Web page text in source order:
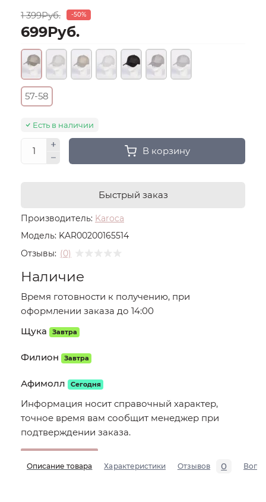
Производитель: Karoca
Модель: KAR00200165514
Отзывы: (0)
1 399Руб. -50%
699Руб.
57-58
Есть в наличии
В корзину
Быстрый заказ
Наличие
Время готовности к получению, при
оформлении заказа до 14:00
Щука
Завтра
Филион Завтра
Афимолл Сегодня
Информация носит справочный характер,
точное время вам сообщит менеджер при
подтверждении заказа.
Описание товара Характеристики Отзывов 0